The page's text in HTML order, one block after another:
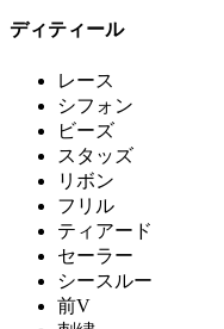
ディティール
レース
シフォン
ビーズ
スタッズ
リボン
フリル
ティアード
セーラー
シースルー
前V